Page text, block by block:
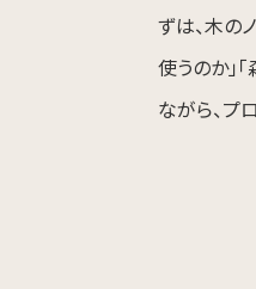
ずは、木の
使うのか」
ながら、プ